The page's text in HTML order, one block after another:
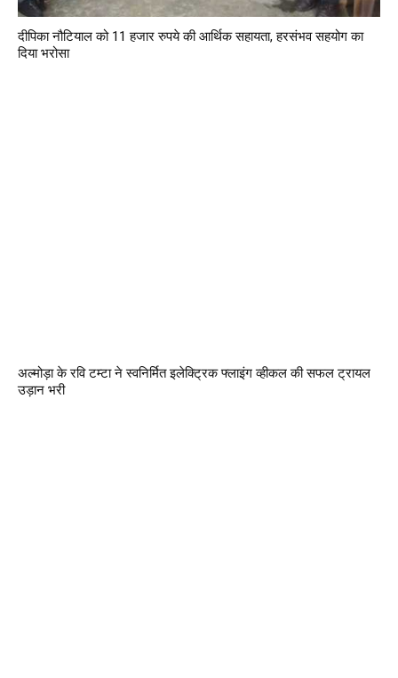
दीपिका नौटियाल को 11 हजार रुपये की आर्थिक सहायता, हरसंभव सहयोग का
दिया भरोसा
अल्मोड़ा के रवि टम्टा ने स्वनिर्मित इलेक्ट्रिक फ्लाइंग व्हीकल की सफल ट्रायल
उड़ान भरी